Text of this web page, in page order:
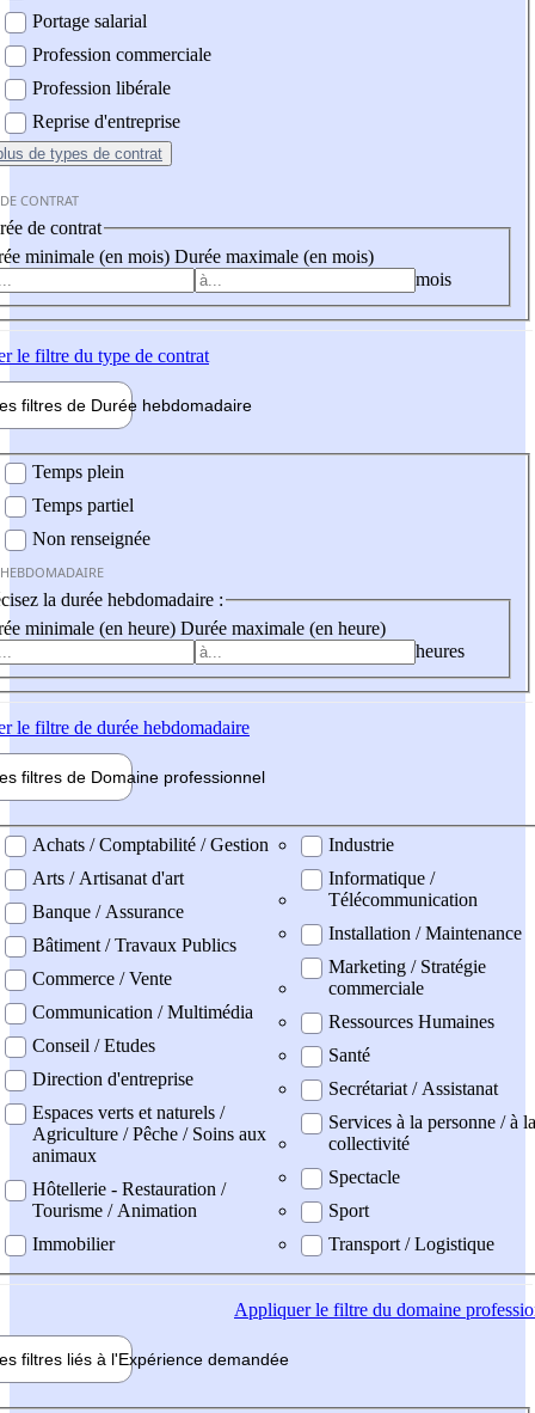
Portage salarial
Profession commerciale
Profession libérale
Reprise d'entreprise
de types de contrat
CONTRAT
de contrat
minimale (en mois) Durée maximale (en mois)
mois
le filtre du type de contrat
filtres de Durée hebdomadaire
Temps plein
Temps partiel
Non renseignée
la durée hebdomadaire :
minimale (en heure) Durée maximale (en heure)
heures
le filtre de durée hebdomadaire
filtres de Domaine professionnel
professionel
Achats / Comptabilité / Gestion
Arts / Artisanat d'art
Banque / Assurance
Bâtiment / Travaux Publics
Commerce / Vente
Communication / Multimédia
Conseil / Etudes
Direction d'entreprise
Espaces verts et naturels /
Agriculture / Pêche / Soins aux
animaux
Hôtellerie - Restauration /
Tourisme / Animation
Immobilier
Industrie
Informatique /
Télécommunication
Installation / Maintenance
Marketing / Stratégie
commerciale
Ressources Humaines
Santé
Secrétariat / Assistanat
Services à la personne / à la
collectivité
Spectacle
Sport
Transport / Logistique
Appliquerle filtre du domaine
filtres liés à l'Expérience demandée